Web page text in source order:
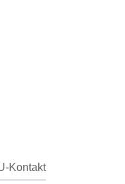
Kontakt